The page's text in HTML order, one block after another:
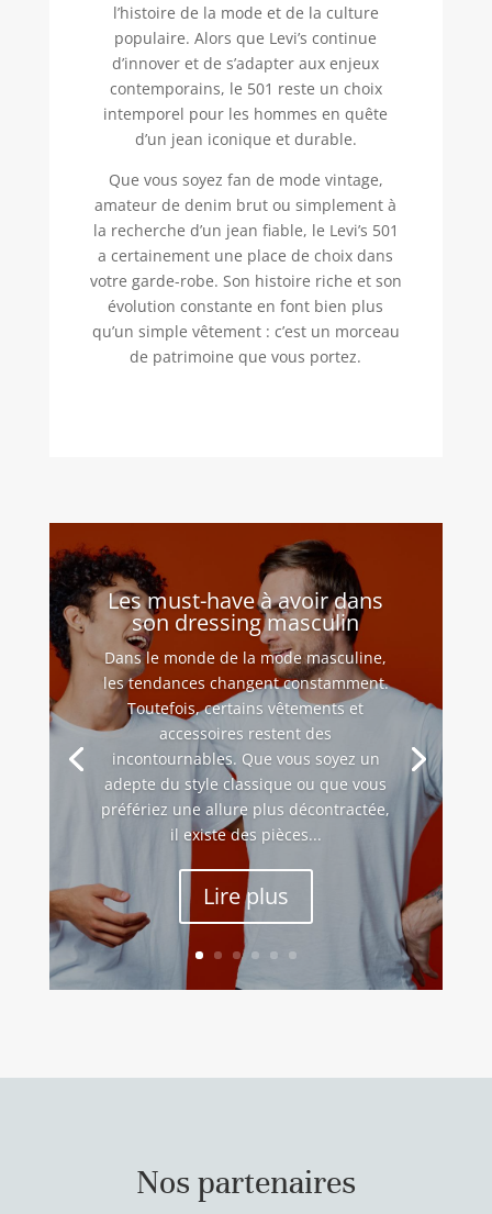
l’histoire de la mode et de la culture
populaire. Alors que Levi’s continue
d’innover et de s’adapter aux enjeux
contemporains, le 501 reste un choix
intemporel pour les hommes en quête
d’un jean iconique et durable.
Que vous soyez fan de mode vintage,
amateur de denim brut ou simplement à
la recherche d’un jean fiable, le Levi’s 501
a certainement une place de choix dans
votre garde-robe. Son histoire riche et son
évolution constante en font bien plus
qu’un simple vêtement : c’est un morceau
de patrimoine que vous portez.
Les must-have à avoir dans
son dressing masculin
Dans le monde de la mode masculine,
les tendances changent constamment.
Toutefois, certains vêtements et
accessoires restent des
incontournables. Que vous soyez un
adepte du style classique ou que vous
préfériez une allure plus décontractée,
il existe des pièces...
Lire plus
Nos partenaires